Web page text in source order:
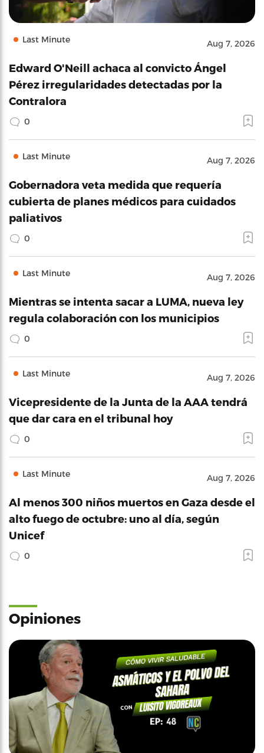
Last Minute Aug 7, 2026
Edward O'Neill achaca al convicto Ángel
Pérez irregularidades detectadas por la
Contralora
0
Last Minute Aug 7, 2026
Gobernadora veta medida que requería
cubierta de planes médicos para cuidados
paliativos
0
Last Minute Aug 7, 2026
Mientras se intenta sacar a LUMA, nueva ley
regula colaboración con los municipios
0
Last Minute Aug 7, 2026
Vicepresidente de la Junta de la AAA tendrá
que dar cara en el tribunal hoy
0
Last Minute Aug 7, 2026
Al menos 300 niños muertos en Gaza desde el
alto fuego de octubre: uno al día, según
Unicef
0
Opiniones